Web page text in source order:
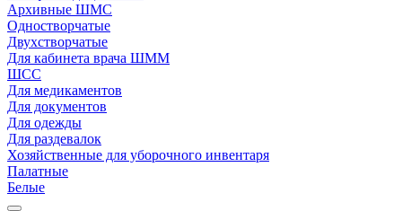
Архивные ШМС
Одностворчатые
Двухстворчатые
Для кабинета врача ШММ
ШСС
Для медикаментов
Для документов
Для одежды
Для раздевалок
Хозяйственные для уборочного инвентаря
Палатные
Белые